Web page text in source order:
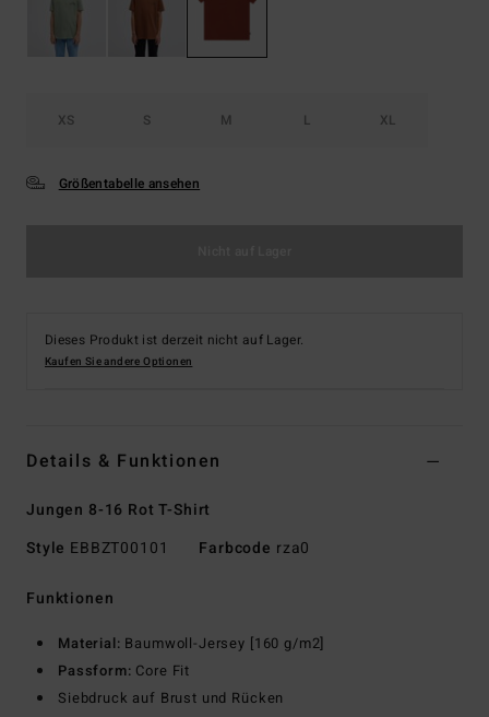
XS S M L XL
Größentabelle ansehen
Dieses Produkt ist derzeit nicht auf Lager.
Kaufen Sie andere Optionen
Details & Funktionen
Jungen 8-16 Rot T-Shirt
Style EBBZT00101 Farbcode rza0
Funktionen
Material: Baumwoll-Jersey [160 g/m2]
Passform: Core Fit
Siebdruck auf Brust und Rücken